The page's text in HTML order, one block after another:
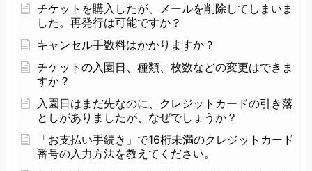
チケットを購入したが、メールを削除してしまいま
した。再発行は可能ですか？
キャンセル手数料はかかりますか？
チケットの入園日、種類、枚数などの変更はできま
すか？
入園日はまだ先なのに、クレジットカードの引き落
としがありましたが、なぜでしょうか？
「お支払い手続き」で16桁未満のクレジットカード
番号の入力方法を教えてください。